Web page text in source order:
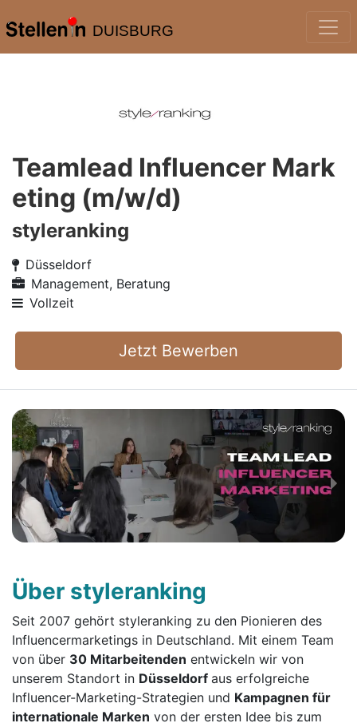
DUISBURG
Teamlead Influencer Mark
eting (m/w/d)
styleranking
Düsseldorf
Management, Beratung
Vollzeit
Jetzt Bewerben
Über styleranking
Seit 2007 gehört styleranking zu den Pionieren des
Influencermarketings in Deutschland. Mit einem Team
von über 30 Mitarbeitenden entwickeln wir von
unserem Standort in Düsseldorf aus erfolgreiche
Influencer-Marketing-Strategien und Kampagnen für
internationale Marken von der ersten Idee bis zum